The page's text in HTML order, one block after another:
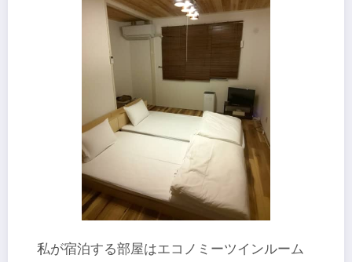
私が宿泊する部屋はエコノミーツインルーム